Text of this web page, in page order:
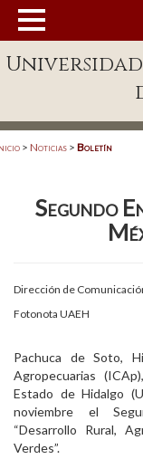
Enlaces
Patronato
Publicaciones en línea
Acreditación
Alumnado
Aspirantes
Personal
> Noticias > Boletín
Segundo
Dirección de
Fotonota UAEH
Pachuca de Soto,
Agropecuarias
Estado de Hidalgo
noviembre el
“Desarrollo Rural,
Verdes”.